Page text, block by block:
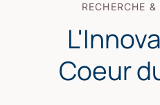
RECHERCHE
Coeur